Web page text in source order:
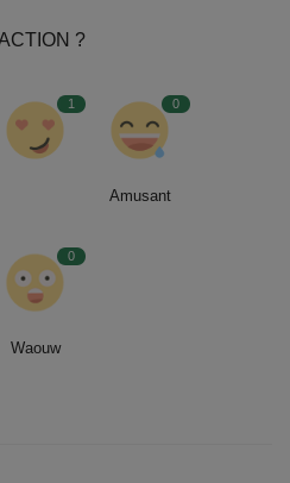
?
1 0
Amusant
0
Waouw